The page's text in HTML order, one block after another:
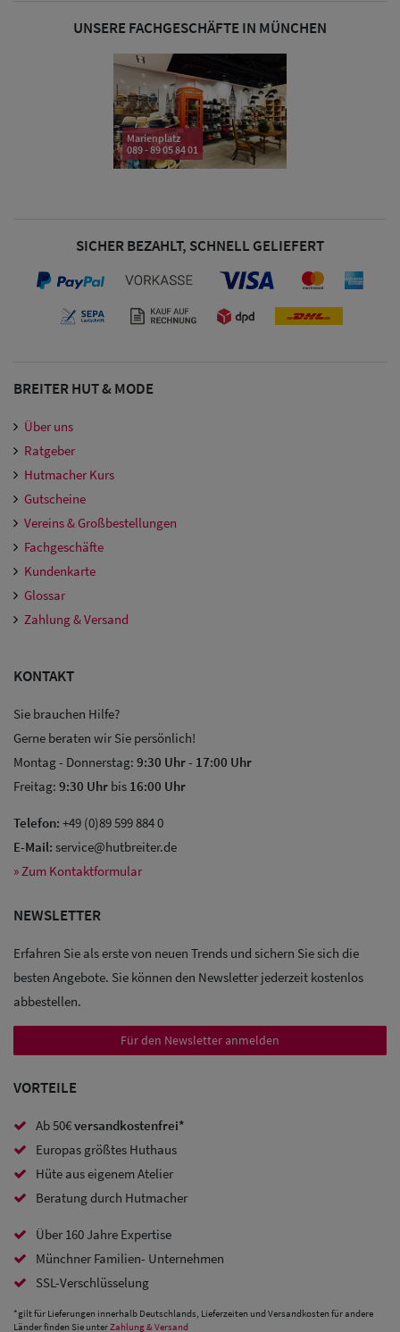
Sale: Caps
Sale:
Sale: Army
Sale:
Trucker
Caps
UNSERE FACHGESCHÄFTE IN MÜNCHEN
Marienplatz
089 - 89 05 84 01
SICHER BEZAHLT, SCHNELL GELIEFERT
BREITER HUT & MODE
Über uns
Ratgeber
Hutmacher Kurs
Gutscheine
Vereins & Großbestellungen
Fachgeschäfte
Kundenkarte
Glossar
Zahlung & Versand
KONTAKT
Sie brauchen Hilfe?
Gerne beraten wir Sie persönlich!
Montag - Donnerstag: 9:30 Uhr- 17:00 Uhr
Freitag: 9:30 Uhr bis 16:00 Uhr
Telefon: +49 (0)89 599 884 0
E-Mail: service@hutbreiter.de
» Zum Kontaktformular
NEWSLETTER
Erfahren Sie als erste von neuen Trends und sichern Sie sich die
besten Angebote. Sie können den Newsletter jederzeit kostenlos
abbestellen.
Für den Newsletter anmelden
VORTEILE
Ab 50€versandkostenfrei*
Europas größtes Huthaus
Hüte aus eigenem Atelier
Beratung durch Hutmacher
Über 160 Jahre Expertise
Münchner Familien- Unternehmen
SSL-Verschlüsselung
*gilt für Lieferungen innerhalb Deutschlands, Lieferzeiten und Versandkosten für andere
Länder finden Sie unterZahlung & Versand